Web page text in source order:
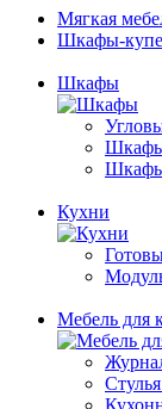
Мягкая
Шкафы-
Шкафы
Шкафы
Кухни
Мебель для